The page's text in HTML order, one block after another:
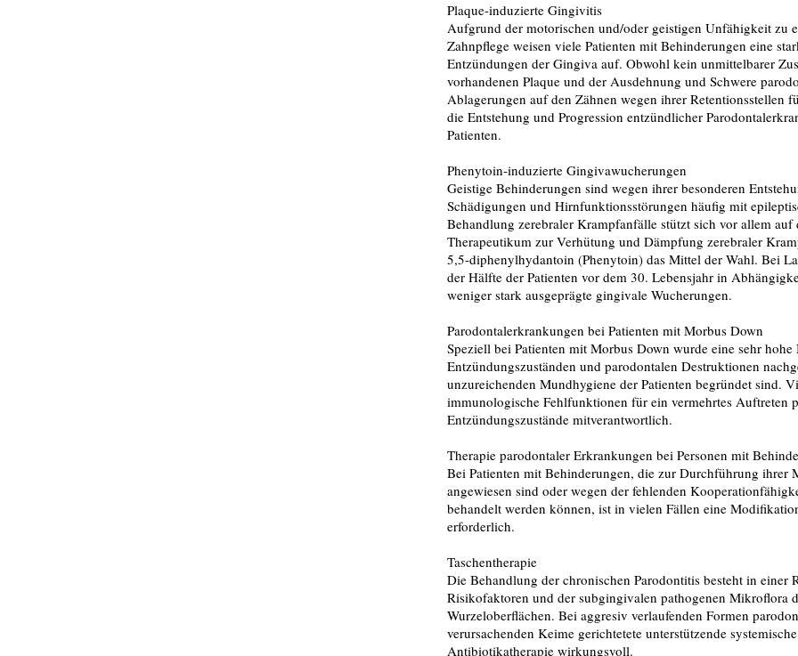
Plaque-induzierte Gingivitis
Aufgrund der motorischen und/oder geistigen Unfähigkeit zu
Zahnpflege weisen viele Patienten mit Behinderungen eine
Entzündungen der Gingiva auf. Obwohl kein unmittelbarer
vorhandenen Plaque und der Ausdehnung und Schwere
Ablagerungen auf den Zähnen wegen ihrer
die Entstehung und Progression entzündlicher
Patienten.
Phenytoin-induzierte Gingivawucherungen
Geistige Behinderungen sind wegen ihrer besonderen
Schädigungen und Hirnfunktionsstörungen häufig mit
Behandlung zerebraler Krampfanfälle stützt sich vor allem
Therapeutikum zur Verhütung und Dämpfung zerebraler
5,5-diphenylhydantoin (Phenytoin) das Mittel der Wahl. Bei
der Hälfte der Patienten vor dem 30. Lebensjahr in
weniger stark ausgeprägte gingivale Wucherungen.
Parodontalerkrankungen bei Patienten mit Morbus Down
Speziell bei Patienten mit Morbus Down wurde eine sehr
Entzündungszuständen und parodontalen Destruktionen
unzureichenden Mundhygiene der Patienten begründet sind.
immunologische Fehlfunktionen für ein vermehrtes Auftreten
Entzündungszustände mitverantwortlich.
Therapie parodontaler Erkrankungen bei Personen mit
Bei Patienten mit Behinderungen, die zur Durchführung ihrer
angewiesen sind oder wegen der fehlenden
behandelt werden können, ist in vielen Fällen eine
erforderlich.
Taschentherapie
Die Behandlung der chronischen Parodontitis besteht in einer
Risikofaktoren und der subgingivalen pathogenen Mikroflora
Wurzeloberflächen. Bei aggresiv verlaufenden Formen
verursachenden Keime gerichtetete unterstützende
Antibiotikatherapie wirkungsvoll.